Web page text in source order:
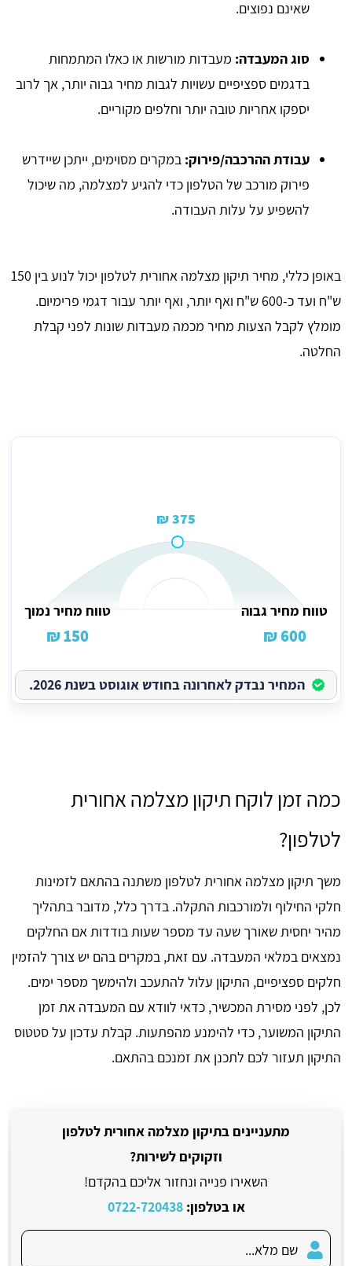
שאינם נפוצים.
סוג המעבדה: מעבדות מורשות או כאלו המתמחות
בדגמים ספציפיים עשויות לגבות מחיר גבוה יותר, אך לרוב
יספקו אחריות טובה יותר וחלפים מקוריים.
עבודת ההרכבה/פירוק: במקרים מסוימים, ייתכן שיידרש
פירוק מורכב של הטלפון כדי להגיע למצלמה, מה שיכול
להשפיע על עלות העבודה.
באופן כללי, מחיר תיקון מצלמה אחורית לטלפון יכול לנוע בין 150
ש"ח ועד כ-600 ש"ח ואף יותר, ואף יותר עבור דגמי פרימיום.
מומלץ לקבל הצעות מחיר מכמה מעבדות שונות לפני קבלת
החלטה.
375 ₪
טווח מחיר גבוה
600 ₪
טווח מחיר נמוך
150 ₪
המחיר נבדק לאחרונה בחודש אוגוסט בשנת 2026.
כמה זמן לוקח תיקון מצלמה אחורית
לטלפון?
משך תיקון מצלמה אחורית לטלפון משתנה בהתאם לזמינות
חלקי החילוף ולמורכבות התקלה. בדרך כלל, מדובר בתהליך
מהיר יחסית שאורך שעה עד מספר שעות בודדות אם החלקים
נמצאים במלאי המעבדה. עם זאת, במקרים בהם יש צורך להזמין
חלקים ספציפיים, התיקון עלול להתעכב ולהימשך מספר ימים.
לכן, לפני מסירת המכשיר, כדאי לוודא עם המעבדה את זמן
התיקון המשוער, כדי להימנע מהפתעות. קבלת עדכון על סטטוס
התיקון תעזור לכם לתכנן את זמנכם בהתאם.
מתעניינים בתיקון מצלמה אחורית לטלפון
וזקוקים לשירות?
השאירו פנייה ונחזור אליכם בהקדם!
או בטלפון:0722-720438